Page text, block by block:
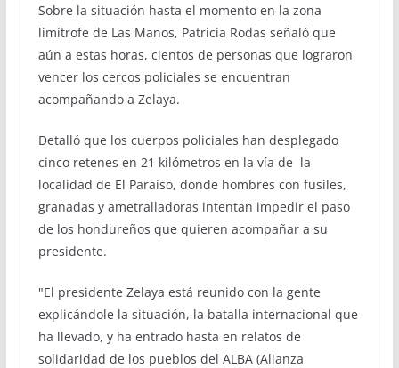
Sobre la situación hasta el momento en la zona
limítrofe de Las Manos, Patricia Rodas señaló que
aún a estas horas, cientos de personas que lograron
vencer los cercos policiales se encuentran
acompañando a Zelaya.
Detalló que los cuerpos policiales han desplegado
cinco retenes en 21 kilómetros en la vía de la
localidad de El Paraíso, donde hombres con fusiles,
granadas y ametralladoras intentan impedir el paso
de los hondureños que quieren acompañar a su
presidente.
"El presidente Zelaya está reunido con la gente
explicándole la situación, la batalla internacional que
ha llevado, y ha entrado hasta en relatos de
solidaridad de los pueblos del ALBA (Alianza